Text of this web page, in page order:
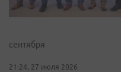
сентября
21:24, 27 июля 2026